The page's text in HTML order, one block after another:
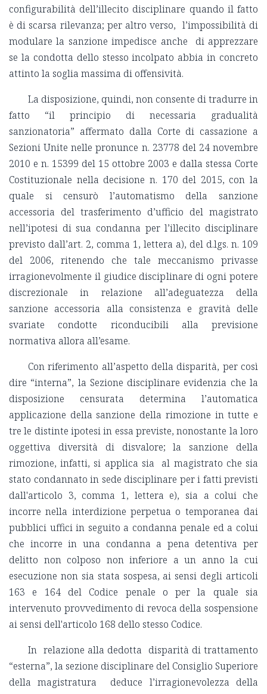
configurabilità dell’illecito disciplinare quando il fatto
è di scarsa rilevanza; per altro verso, l’impossibilità di
modulare la sanzione impedisce anche di apprezzare
se la condotta dello stesso incolpato abbia in concreto
attinto la soglia massima di offensività.
La disposizione, quindi, non consente di tradurre in
fatto “il principio di necessaria gradualità
sanzionatoria” affermato dalla Corte di cassazione a
Sezioni Unite nelle pronunce n. 23778 del 24 novembre
2010 e n. 15399 del 15 ottobre 2003 e dalla stessa Corte
Costituzionale nella decisione n. 170 del 2015, con la
quale si censurò l’automatismo della sanzione
accessoria del trasferimento d’ufficio del magistrato
nell’ipotesi di sua condanna per l’illecito disciplinare
previsto dall’art. 2, comma 1, lettera a), del d.lgs. n. 109
del 2006, ritenendo che tale meccanismo privasse
irragionevolmente il giudice disciplinare di ogni potere
discrezionale in relazione all’adeguatezza della
sanzione accessoria alla consistenza e gravità delle
svariate condotte riconducibili alla previsione
normativa allora all’esame.
Con riferimento all’aspetto della disparità, per così
dire “interna”, la Sezione disciplinare evidenzia che la
disposizione censurata determina l’automatica
applicazione della sanzione della rimozione in tutte e
tre le distinte ipotesi in essa previste, nonostante la loro
oggettiva diversità di disvalore; la sanzione della
rimozione, infatti, si applica sia al magistrato che sia
stato condannato in sede disciplinare per i fatti previsti
dall'articolo 3, comma 1, lettera e), sia a colui che
incorre nella interdizione perpetua o temporanea dai
pubblici uffici in seguito a condanna penale ed a colui
che incorre in una condanna a pena detentiva per
delitto non colposo non inferiore a un anno la cui
esecuzione non sia stata sospesa, ai sensi degli articoli
163 e 164 del Codice penale o per la quale sia
intervenuto provvedimento di revoca della sospensione
ai sensi dell'articolo 168 dello stesso Codice.
In relazione alla dedotta disparità di trattamento
“esterna”, la sezione disciplinare del Consiglio Superiore
della magistratura deduce l’irragionevolezza della